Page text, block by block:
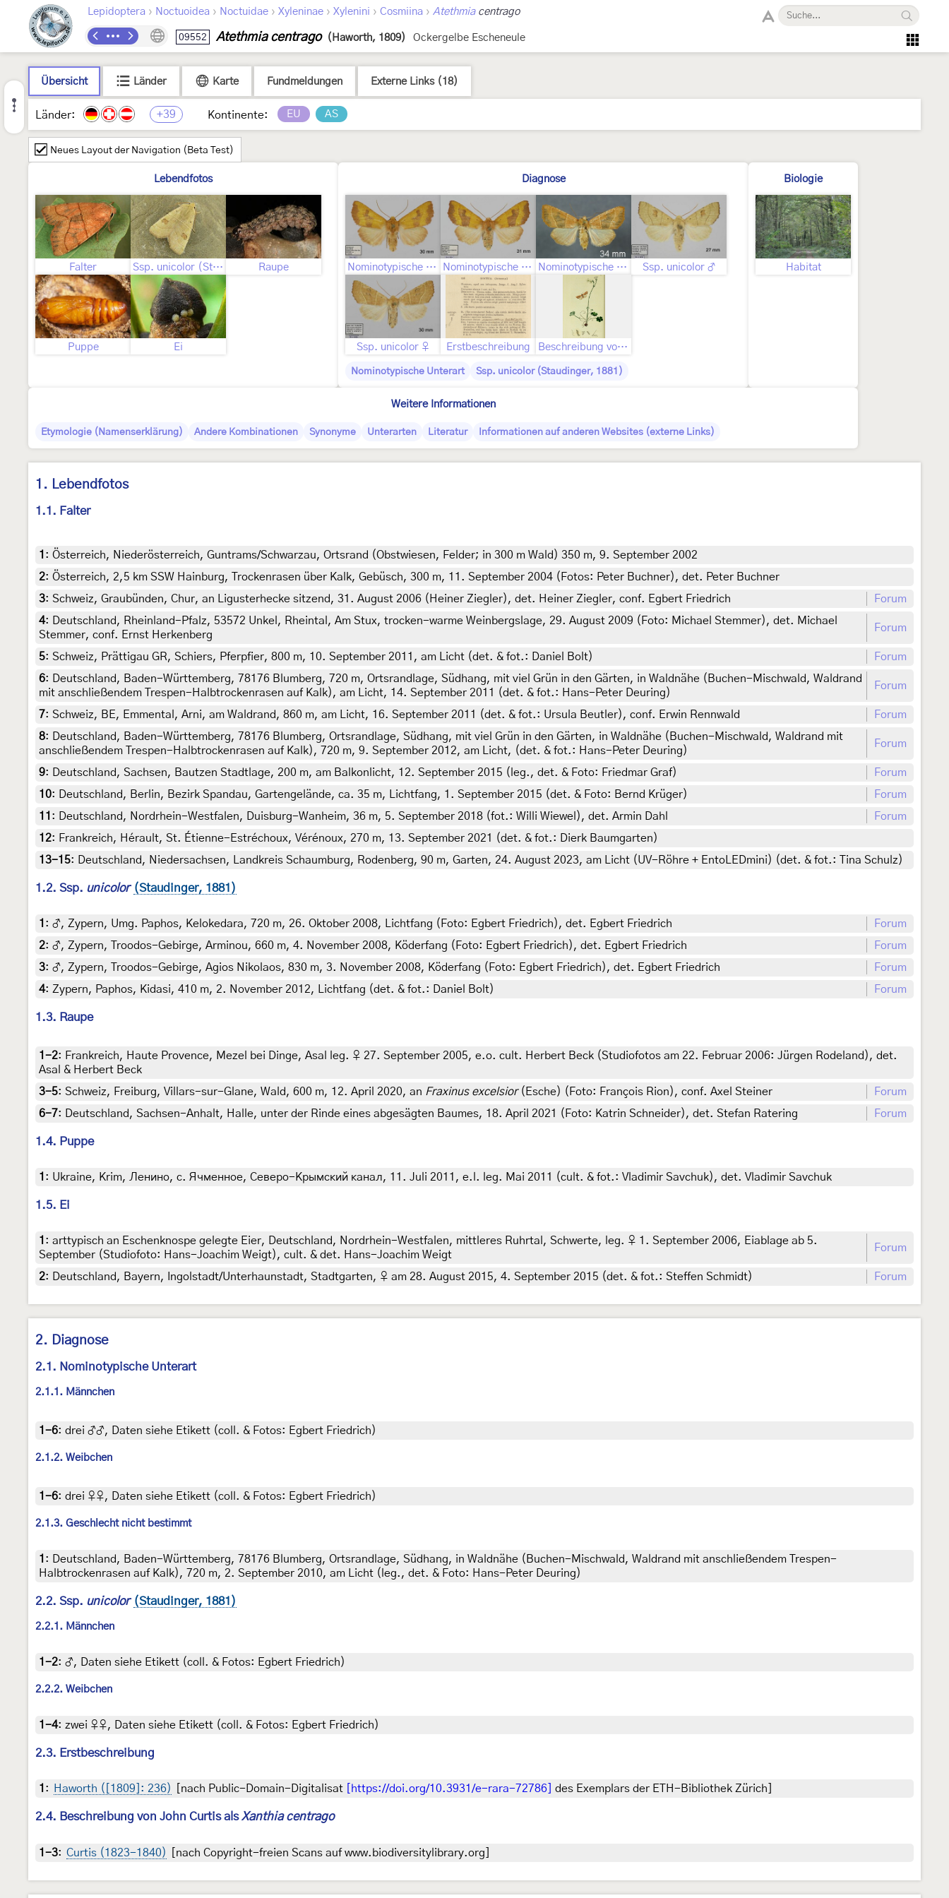
Lepidoptera › Noctuoidea › Noctuidae › Xyleninae › Xylenini › Cosmiina › Atethmiacentrago
09552 Atethmia centrago (Haworth, 1809) Ockergelbe Escheneule
Übersicht Länder Karte Fundmeldungen Externe Links (18)
Länder: +39 Kontinente: EU AS
Neues Layout der Navigation (Beta Test)
Lebendfotos
Falter Ssp. unicolor (Staudinger, 1881) Raupe
Puppe Ei
Diagnose
Nominotypische Unterart ♂ Nominotypische Unterart ♀ Nominotypische Unterart Geschlecht nicht bestimmt Ssp. unicolor ♂
Ssp. unicolor ♀ Erstbeschreibung Beschreibung von John Curtis als Xanthia centrago
Nominotypische Unterart Ssp. unicolor (Staudinger, 1881)
Biologie
Habitat
Weitere Informationen
Etymologie (Namenserklärung) Andere Kombinationen Synonyme Unterarten Literatur Informationen auf anderen Websites (externe Links)
1. Lebendfotos
1.1. Falter
1 : Österreich, Niederösterreich, Guntrams/Schwarzau, Ortsrand (Obstwiesen, Felder; in 300 m Wald) 350 m, 9. September 2002
2: Österreich, 2,5 km SSW Hainburg, Trockenrasen über Kalk, Gebüsch, 300 m, 11. September 2004 (Fotos: Peter Buchner), det. Peter Buchner
3: Schweiz, Graubünden, Chur, an Ligusterhecke sitzend, 31. August 2006 (Heiner Ziegler), det. Heiner Ziegler, conf. Egbert Friedrich
Forum
4:
Deutschland, Rheinland-Pfalz, 53572 Unkel, Rheintal, Am Stux, trocken-warme Weinbergslage, 29. August 2009 (Foto: Michael Stemmer), det. Michael
Stemmer, conf. Ernst Herkenberg
Forum
5: Schweiz, Prättigau GR, Schiers, Pferpfier, 800 m, 10. September 2011, am Licht (det. & fot.: Daniel Bolt)
Forum
6:
Deutschland, Baden-Württemberg, 78176 Blumberg, 720 m, Ortsrandlage, Südhang, mit viel Grün in den Gärten, in Waldnähe (Buchen-Mischwald, Waldrand
mit anschließendem Trespen-Halbtrockenrasen auf Kalk), am Licht, 14. September 2011 (det. & fot.: Hans-Peter Deuring)
Forum
7: Schweiz, BE, Emmental, Arni, am Waldrand, 860 m, am Licht, 16. September 2011 (det. & fot.: Ursula Beutler), conf. Erwin Rennwald
Forum
8:
Deutschland, Baden-Württemberg, 78176 Blumberg, Ortsrandlage, Südhang, mit viel Grün in den Gärten, in Waldnähe (Buchen-Mischwald, Waldrand mit
anschließendem Trespen-Halbtrockenrasen auf Kalk), 720 m, 9. September 2012, am Licht, (det. & fot.: Hans-Peter Deuring)
Forum
9: Deutschland, Sachsen, Bautzen Stadtlage, 200 m, am Balkonlicht, 12. September 2015 (leg., det. & Foto: Friedmar Graf)
Forum
10: Deutschland, Berlin, Bezirk Spandau, Gartengelände, ca. 35 m, Lichtfang, 1. September 2015 (det. & Foto: Bernd Krüger)
Forum
11 : Deutschland, Nordrhein-Westfalen, Duisburg-Wanheim, 36 m, 5. September 2018 (fot.: Willi Wiewel), det. Armin Dahl
Forum
12: Frankreich, Hérault, St. Étienne-Estréchoux, Vérénoux, 270 m, 13. September 2021 (det. & fot.: Dierk Baumgarten)
13-15: Deutschland, Niedersachsen, Landkreis Schaumburg, Rodenberg, 90 m, Garten, 24. August 2023, am Licht (UV-Röhre + EntoLEDmini) (det. & fot.: Tina Schulz)
1.2. Ssp. unicolor (Staudinger, 1881)
1 : ♂, Zypern, Umg. Paphos, Kelokedara, 720 m, 26. Oktober 2008, Lichtfang (Foto: Egbert Friedrich), det. Egbert Friedrich
Forum
2: ♂, Zypern, Troodos-Gebirge, Arminou, 660 m, 4. November 2008, Köderfang (Foto: Egbert Friedrich), det. Egbert Friedrich
Forum
3: ♂, Zypern, Troodos-Gebirge, Agios Nikolaos, 830 m, 3. November 2008, Köderfang (Foto: Egbert Friedrich), det. Egbert Friedrich
Forum
4: Zypern, Paphos, Kidasi, 410 m, 2. November 2012, Lichtfang (det. & fot.: Daniel Bolt) Forum
1.3. Raupe
1-2: Frankreich, Haute Provence, Mezel bei Dinge, Asal leg. ♀ 27. September 2005, e.o. cult. Herbert Beck (Studiofotos am 22. Februar 2006: Jürgen Rodeland), det.
Asal & Herbert Beck
3-5: Schweiz, Freiburg, Villars-sur-Glane, Wald, 600 m, 12. April 2020, an Fraxinus excelsior(Esche) (Foto: François Rion), conf. Axel Steiner
Forum
6-7: Deutschland, Sachsen-Anhalt, Halle, unter der Rinde eines abgesägten Baumes, 18. April 2021 (Foto: Katrin Schneider), det. Stefan Ratering Forum
1.4. Puppe
1 : Ukraine, Krim, Ленино, с. Ячменное, Северо-Крымский канал, 11. Juli 2011, e.l. leg. Mai 2011 (cult. & fot.: Vladimir Savchuk), det. Vladimir Savchuk
1.5. Ei
1 : arttypisch an Eschenknospe gelegte Eier, Deutschland, Nordrhein-Westfalen, mittleres Ruhrtal, Schwerte, leg. ♀ 1. September 2006, Eiablage ab 5.
September (Studiofoto: Hans-Joachim Weigt), cult. & det. Hans-Joachim Weigt
Forum
2: Deutschland, Bayern, Ingolstadt/Unterhaunstadt, Stadtgarten, ♀ am 28. August 2015, 4. September 2015 (det. & fot.: Steffen Schmidt) Forum
2. Diagnose
2.1. Nominotypische Unterart
2.1.1. Männchen
1-6: drei ♂♂, Daten siehe Etikett (coll. & Fotos: Egbert Friedrich)
2.1.2. Weibchen
1-6: drei ♀♀, Daten siehe Etikett (coll. & Fotos: Egbert Friedrich)
2.1.3. Geschlecht nicht bestimmt
1 : Deutschland, Baden-Württemberg, 78176 Blumberg, Ortsrandlage, Südhang, in Waldnähe (Buchen-Mischwald, Waldrand mit anschließendem Trespen-
Halbtrockenrasen auf Kalk), 720 m, 2. September 2010, am Licht (leg., det. & Foto: Hans-Peter Deuring)
2.2. Ssp. unicolor (Staudinger, 1881)
2.2.1. Männchen
1-2: ♂, Daten siehe Etikett (coll. & Fotos: Egbert Friedrich)
2.2.2. Weibchen
1-4: zwei ♀♀, Daten siehe Etikett (coll. & Fotos: Egbert Friedrich)
2.3. Erstbeschreibung
1 : Haworth ([1809]: 236) [nach Public-Domain-Digitalisat [https://doi.org/10.3931/e-rara-72786] des Exemplars der ETH-Bibliothek Zürich]
2.4. Beschreibung von John Curtis alsXanthia centrago
1-3: Curtis (1823-1840) [nach Copyright-freien Scans auf www.biodiversitylibrary.org]